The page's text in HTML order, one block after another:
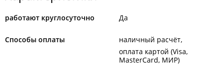
работают круглосуточно Да
Способы оплаты
наличный расчёт
оплата картой (Visa,
MasterCard, МИР)